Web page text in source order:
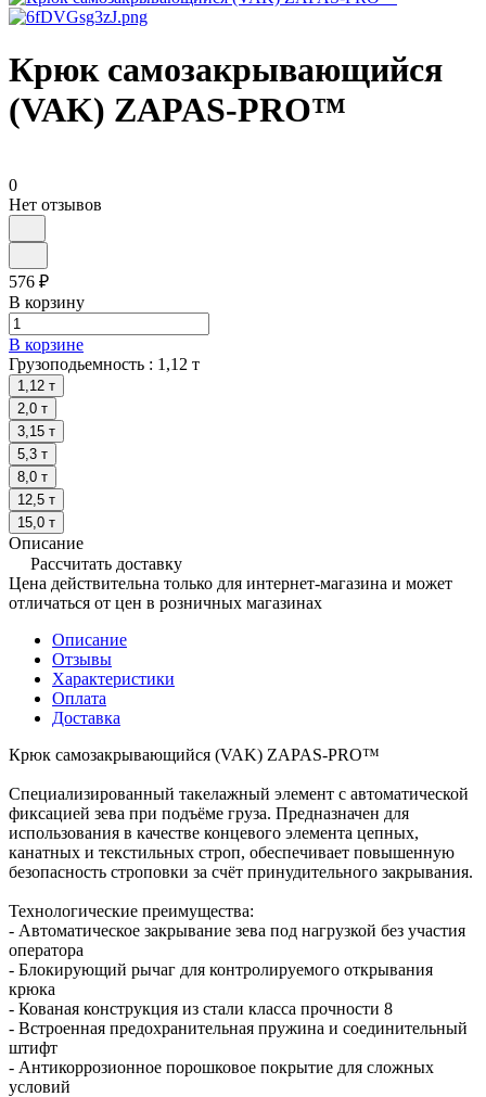
Крюк самозакрывающийся
(VAK) ZAPAS-PRO™
0
Нет отзывов
576 ₽
В корзину
В корзине
Грузоподьемность : 1,12 т
1,12 т
2,0 т
3,15 т
5,3 т
8,0 т
12,5 т
15,0 т
Описание
Рассчитать доставку
Цена действительна только для интернет-магазина и может
отличаться от цен в розничных магазинах
Описание
Отзывы
Характеристики
Оплата
Доставка
Крюк самозакрывающийся (VAK) ZAPAS-PRO™
Специализированный такелажный элемент с автоматической
фиксацией зева при подъёме груза. Предназначен для
использования в качестве концевого элемента цепных,
канатных и текстильных строп, обеспечивает повышенную
безопасность строповки за счёт принудительного закрывания.
Технологические преимущества:
- Автоматическое закрывание зева под нагрузкой без участия
оператора
- Блокирующий рычаг для контролируемого открывания
крюка
- Кованая конструкция из стали класса прочности 8
- Встроенная предохранительная пружина и соединительный
штифт
- Антикоррозионное порошковое покрытие для сложных
условий